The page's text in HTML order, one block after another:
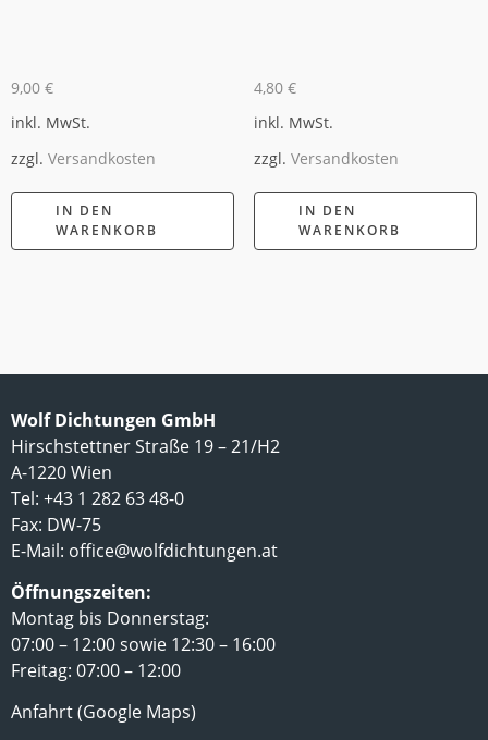
9,00 €
inkl. MwSt.
zzgl. Versandkosten
IN DEN
WARENKORB
4,80 €
inkl. MwSt.
zzgl. Versandkosten
IN DEN
WARENKORB
Wolf Dichtungen GmbH
Hirschstettner Straße 19 – 21/H2
A-1220 Wien
Tel: +43 1 282 63 48-0
Fax: DW-75
E-Mail: office@wolfdichtungen.at
Öffnungszeiten:
Montag bis Donnerstag:
07:00 – 12:00 sowie 12:30 – 16:00
Freitag: 07:00 – 12:00
Anfahrt (Google Maps)